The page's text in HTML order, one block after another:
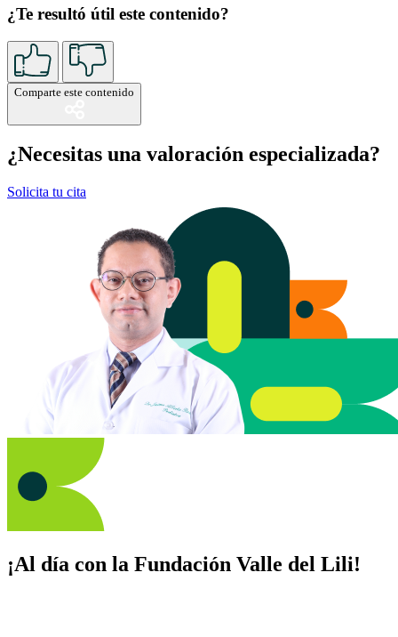
¿Te resultó útil este contenido?
Comparte este contenido
¿Necesitas una valoración especializada?
Solicita tu cita
¡Al día con la Fundación Valle del Lili!